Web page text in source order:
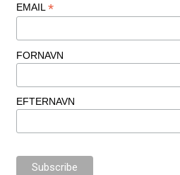
EMAIL*
FORNAVN
EFTERNAVN